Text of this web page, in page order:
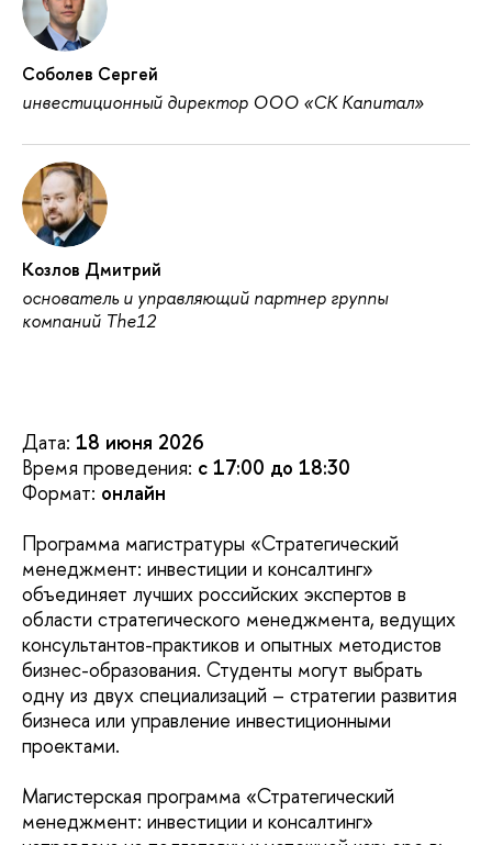
Соболев Сергей
инвестиционный директор ООО «СК Капитал»
Козлов Дмитрий
основатель и управляющий партнер группы
компаний The12
Дата: 18 июня 2026
Время проведения: с 17:00 до 18:30
Формат: онлайн
Программа магистратуры «Стратегический
менеджмент: инвестиции и консалтинг»
объединяет лучших российских экспертов в
области стратегического менеджмента, ведущих
консультантов-практиков и опытных методистов
бизнес-образования. Студенты могут выбрать
одну из двух специализаций – стратегии развития
бизнеса или управление инвестиционными
проектами.
Магистерская программа «Стратегический
менеджмент: инвестиции и консалтинг»